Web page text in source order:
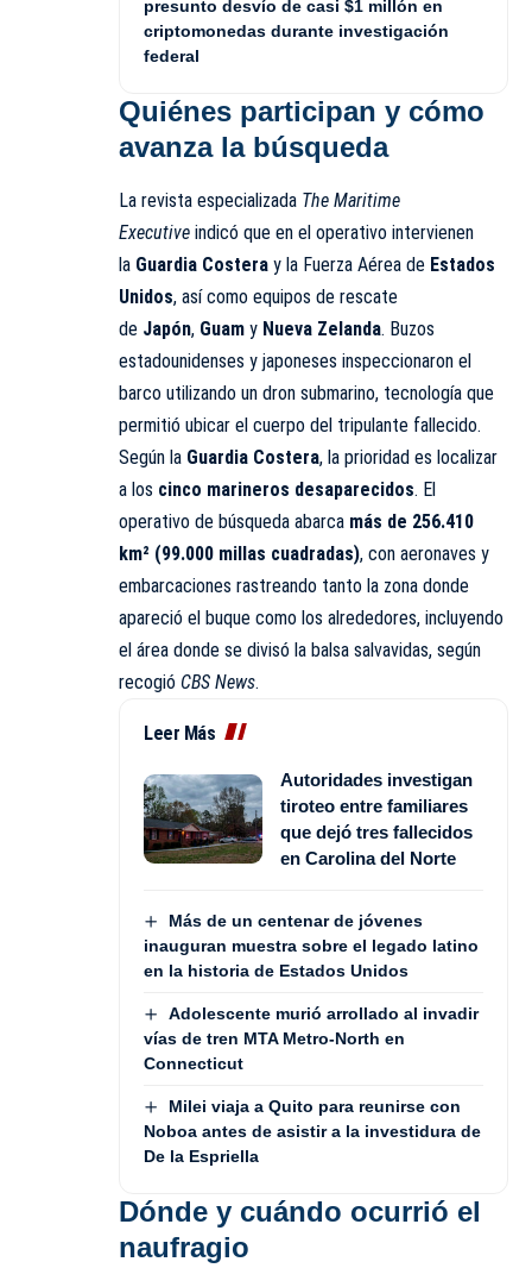
presunto desvío de casi $1 millón en
criptomonedas durante investigación
federal
Quiénes participan y cómo
avanza la búsqueda
La revista especializada The Maritime
Executive indicó que en el operativo intervienen
la Guardia Costera y la Fuerza Aérea de Estados
Unidos, así como equipos de rescate
de Japón, Guam y Nueva Zelanda. Buzos
estadounidenses y japoneses inspeccionaron el
barco utilizando un dron submarino, tecnología que
permitió ubicar el cuerpo del tripulante fallecido.
Según la Guardia Costera, la prioridad es localizar
a los cinco marineros desaparecidos. El
operativo de búsqueda abarca más de 256.410
km² (99.000 millas cuadradas), con aeronaves y
embarcaciones rastreando tanto la zona donde
apareció el buque como los alrededores, incluyendo
el área donde se divisó la balsa salvavidas, según
recogió CBS News.
Leer Más
Autoridades investigan
tiroteo entre familiares
que dejó tres fallecidos
en Carolina del Norte
Más de un centenar de jóvenes
inauguran muestra sobre el legado latino
en la historia de Estados Unidos
Adolescente murió arrollado al invadir
vías de tren MTA Metro-North en
Connecticut
Milei viaja a Quito para reunirse con
Noboa antes de asistir a la investidura de
De la Espriella
Dónde y cuándo ocurrió el
naufragio